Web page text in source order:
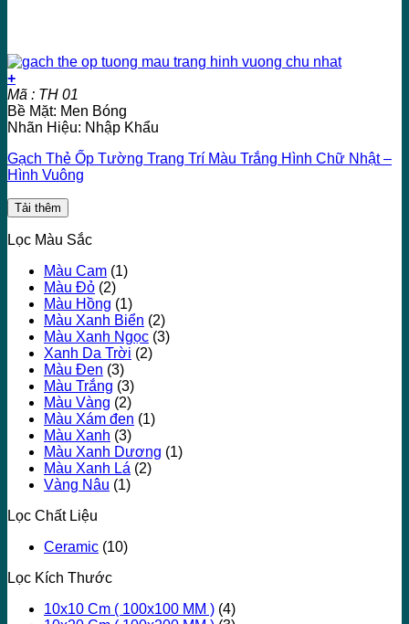
+
Mã : TH 01
Bề Mặt: Men Bóng
Nhãn Hiệu: Nhập Khẩu
Gạch Thẻ Ốp Tường Trang Trí Màu Trắng Hình Chữ Nhật –
Hình Vuông
Tải thêm
Lọc Màu Sắc
Màu Cam (1)
Màu Đỏ (2)
Màu Hồng (1)
Màu Xanh Biển (2)
Màu Xanh Ngọc (3)
Xanh Da Trời (2)
Màu Đen (3)
Màu Trắng (3)
Màu Vàng (2)
Màu Xám đen (1)
Màu Xanh (3)
Màu Xanh Dương (1)
Màu Xanh Lá (2)
Vàng Nâu (1)
Lọc Chất Liệu
Ceramic (10)
Lọc Kích Thước
10x10 Cm ( 100x100 MM ) (4)